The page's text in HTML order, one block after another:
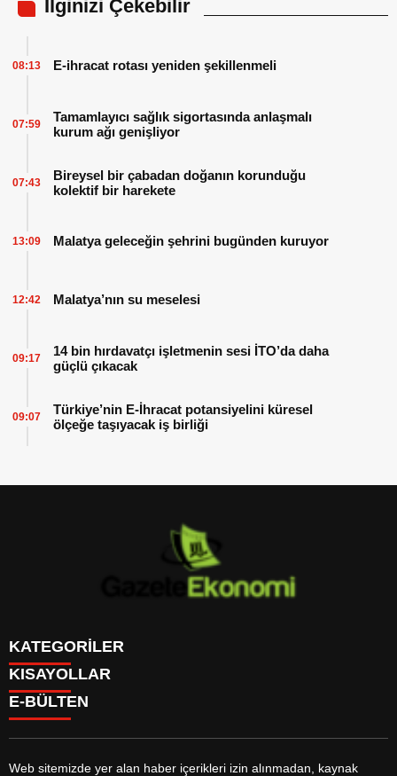
İlginizi Çekebilir
E-ihracat rotası yeniden şekillenmeli
08:13
Tamamlayıcı sağlık sigortasında anlaşmalı
kurum ağı genişliyor
07:59
Bireysel bir çabadan doğanın korunduğu
kolektif bir harekete
07:43
Malatya geleceğin şehrini bugünden kuruyor
13:09
Malatya’nın su meselesi
12:42
14 bin hırdavatçı işletmenin sesi İTO’da daha
güçlü çıkacak
09:17
Türkiye’nin E-İhracat potansiyelini küresel
ölçeğe taşıyacak iş birliği
09:07
KATEGORİLER
GÜNDEM
DÜNYA
SİYASET
MAGAZİN
KISAYOLLAR
BURÇLAR
E-BÜLTEN
Web sitemizde yer alan haber içerikleri izin alınmadan, kaynak